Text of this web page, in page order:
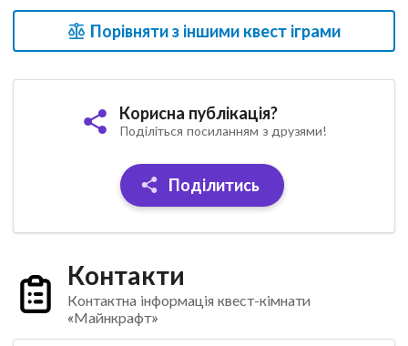
Порівняти з іншими квест іграми
Корисна публікація?
Поділіться посиланням з друзями!
Поділитись
Контакти
Контактна інформація квест-кімнати
«Майнкрафт»